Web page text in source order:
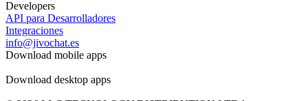
Developers
API para Desarrolladores
Integraciones
info@jivochat.es
Download mobile apps
Download desktop apps